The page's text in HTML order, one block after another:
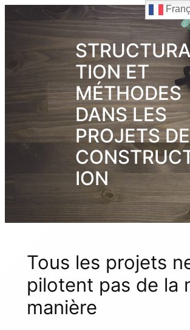
TION ET
MÉTHODES
DANS LES
PROJETS DE
ION
Tous les projets
pilotent pas de la
manière